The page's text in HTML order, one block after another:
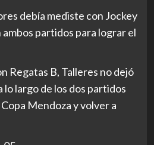
debía mediste con Jockey
ambos partidos para lograr el
Regatas B, Talleres no dejó
lo largo de los dos partidos
Mendoza y volver a